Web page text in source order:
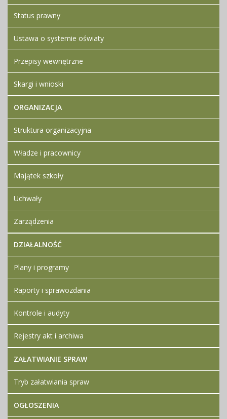
Status prawny
Ustawa o systemie oświaty
Przepisy wewnętrzne
Skargi i wnioski
ORGANIZACJA
Struktura organizacyjna
Władze i pracownicy
Majątek szkoły
Uchwały
Zarządzenia
DZIAŁALNOŚĆ
Plany i programy
Raporty i sprawozdania
Kontrole i audyty
Rejestry akt i archiwa
ZAŁATWIANIE SPRAW
Tryb załatwiania spraw
OGŁOSZENIA